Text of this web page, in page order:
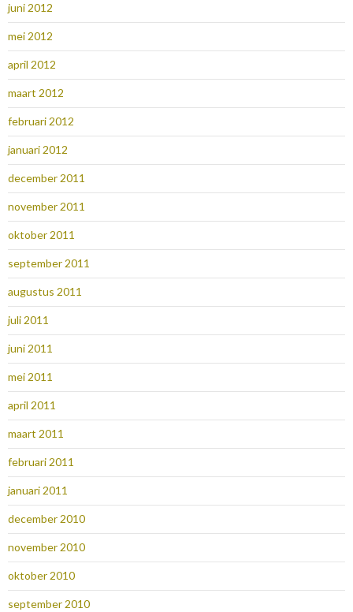
juni 2012
mei 2012
april 2012
maart 2012
februari 2012
januari 2012
december 2011
november 2011
oktober 2011
september 2011
augustus 2011
juli 2011
juni 2011
mei 2011
april 2011
maart 2011
februari 2011
januari 2011
december 2010
november 2010
oktober 2010
september 2010